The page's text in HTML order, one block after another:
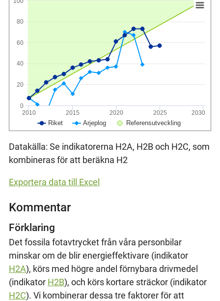
Riket Arjeplog Referensutveckling
2010 2015 2020 2025 2030
0
20
40
60
80
Datakälla: Se indikatorerna H2A, H2B och H2C, som
kombineras för att beräkna H2
Exportera data till Excel
Kommentar
Förklaring
Det fossila fotavtrycket från våra personbilar
minskar om de blir energieffektivare (indikator
H2A), körs med högre andel förnybara drivmedel
(indikator H2B), och körs kortare sträckor (indikator
H2C). Vi kombinerar dessa tre faktorer för att